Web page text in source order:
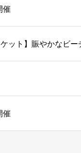
催
ット】賑やかなビ
催